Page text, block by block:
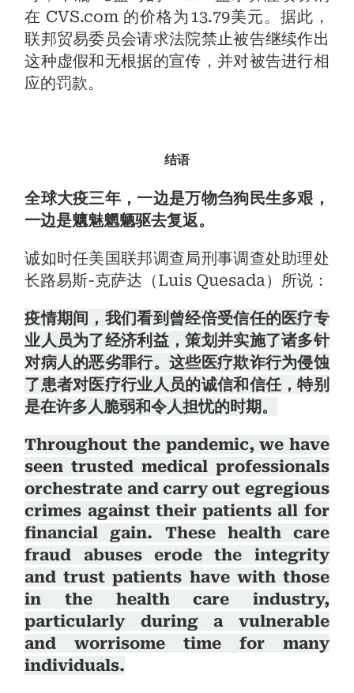
在 CVS.com 的价格为13.79美元。据此，
联邦贸易委员会请求法院禁止被告继续作出
这种虚假和无根据的宣传，并对被告进行相
应的罚款。
结语
全球大疫三年，一边是万物刍狗民生多艰，
一边是魑魅魍魉驱去复返。
诚如时任美国联邦调查局刑事调查处助理处
长路易斯-克萨达（Luis Quesada）所说：
疫情期间，我们看到曾经倍受信任的医疗专
业人员为了经济利益，策划并实施了诸多针
对病人的恶劣罪行。这些医疗欺诈行为侵蚀
了患者对医疗行业人员的诚信和信任，特别
是在许多人脆弱和令人担忧的时期。
Throughout the pandemic, we have
seen trusted medical professionals
orchestrate and carry out egregious
crimes against their patients all for
financial gain. These health care
fraud abuses erode the integrity
and trust patients have with those
in the health care industry,
particularly during a vulnerable
and worrisome time for many
individuals.